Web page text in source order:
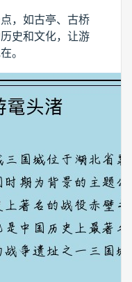
，如古亭、古桥
史和文化，让游
。